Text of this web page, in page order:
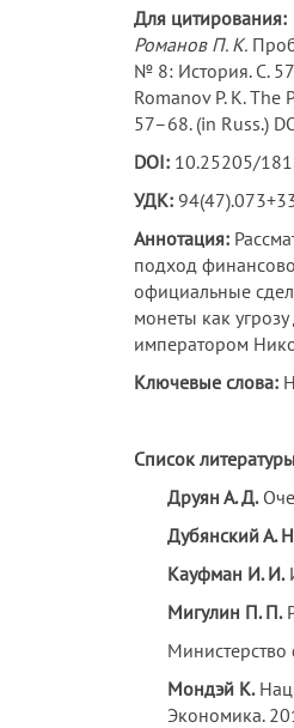
Для цитирования:
Романов П. К.
№ 8: История. С.
Romanov P. K.
57–68. (in Russ.)
DOI: 10.25205/
УДК:
Аннотация:
подход
официальные
монеты как
императором
Ключевые слова:
Список литературы
Друян А. Д.
Дубянский А.
Кауфман И. И.
Мигулин П. П.
Министерство
Мондэй К.
Экономика.